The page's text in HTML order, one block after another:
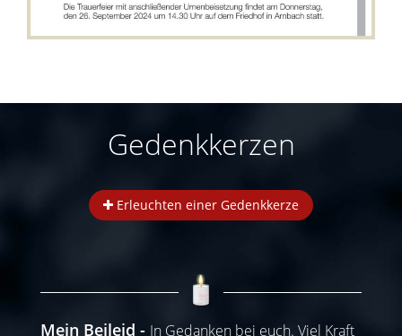
Gedenkkerzen
Erleuchten einer Gedenkkerze
Mein Beileid
In Gedanken bei euch. Viel Kraft